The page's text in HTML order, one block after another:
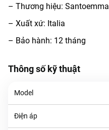
– Thương hiệu: Santoemma
– Xuất xứ: Italia
– Bảo hành: 12 tháng
Thông số kỹ thuật
Model
Điện áp